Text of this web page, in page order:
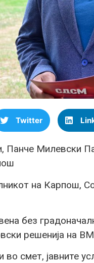
Twitter
Панче Милевски
на Карпош,
без
решенија на
смет, јавните